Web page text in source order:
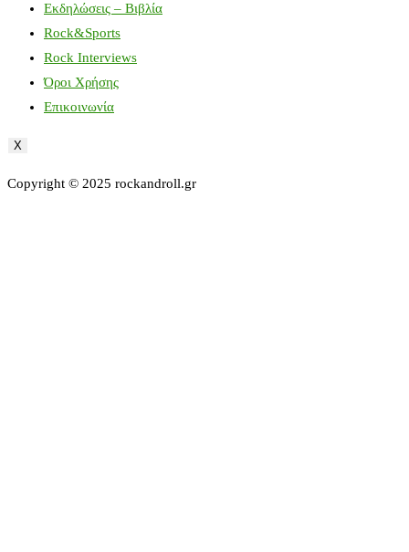
Εκδηλώσεις – Βιβλία
Rock&Sports
Rock Interviews
Όροι Χρήσης
Επικοινωνία
X
Copyright © 2025 rockandroll.gr